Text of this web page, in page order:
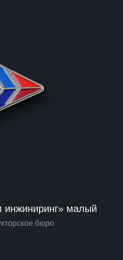
инжиниринг» малый
бюро